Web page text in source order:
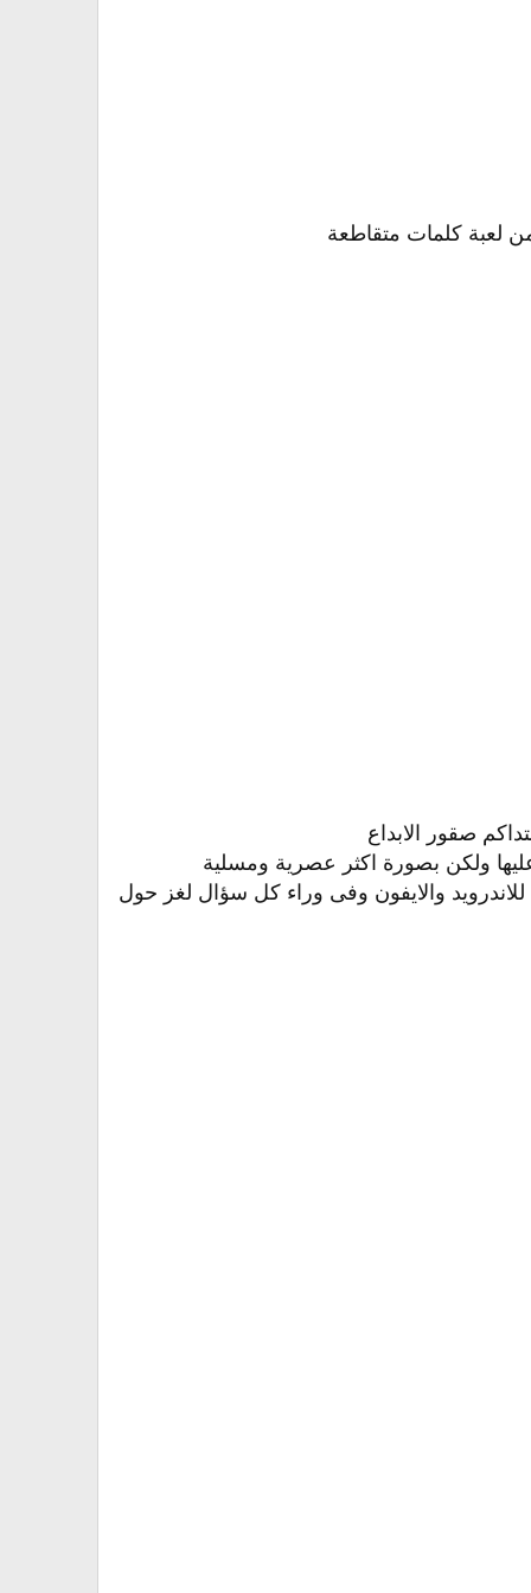
صقور الابداع
ولكن بصورة اكثر عصرية ومسلية
والايفون وفى وراء كل سؤال لغز حول